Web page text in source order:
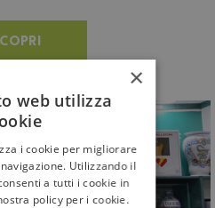
×
web utilizza
i cookie per migliorare
Utilizzando il
a tutti i cookie in
policy per i cookie.